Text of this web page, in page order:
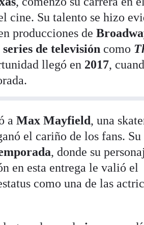
cine. Su talento se hizo
producciones de
series de televisión como
llegó en 2017,
aMax Mayfield, una
el cariño de los fans. Su
, donde su
en esta entrega le valió el
como una de las